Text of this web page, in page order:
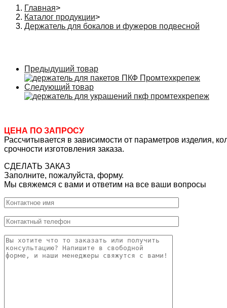
Главная>
Каталог продукции>
Держатель для бокалов и фужеров подвесной
Предыдущий товар
Следующий товар
ЦЕНА ПО ЗАПРОСУ
Рассчитывается в зависимости от параметров изделия,
срочности изготовления заказа.
СДЕЛАТЬ ЗАКАЗ
Заполните, пожалуйста, форму.
Мы свяжемся с вами и ответим на все ваши вопросы